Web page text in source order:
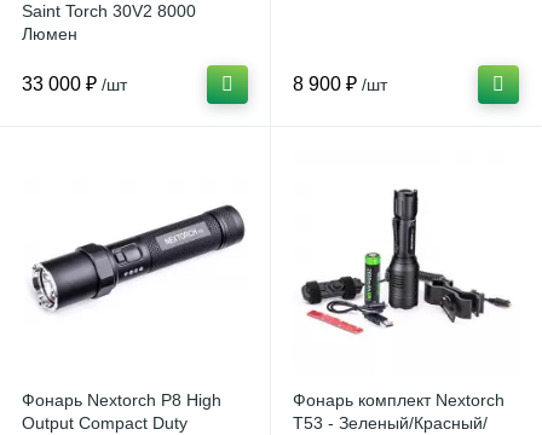
Saint Torch 30V2 8000
Люмен
33 000 ₽ /шт 8 900 ₽ /шт
Фонарь Nextorch P8 High
Output Compact Duty
Фонарь комплект Nextorch
T53 - Зеленый/Красный/